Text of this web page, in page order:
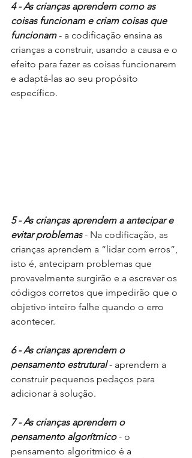
4 - As crianças aprendem como as
coisas funcionam e criam coisas que
funcionam - a codificação ensina as
crianças a construir, usando a causa e o
efeito para fazer as coisas funcionarem
e adaptá-las ao seu propósito
específico.
5 - As crianças aprendem a antecipar e
evitar problemas - Na codificação, as
crianças aprendem a “lidar com erros”,
isto é, antecipam problemas que
provavelmente surgirão e a escrever os
códigos corretos que impedirão que o
objetivo inteiro falhe quando o erro
acontecer.
6 - As crianças aprendem o
pensamento estrutural - aprendem a
construir pequenos pedaços para
adicionar à solução.
7 - As crianças aprendem o
pensamento algorítmico - o
pensamento algorítmico é a